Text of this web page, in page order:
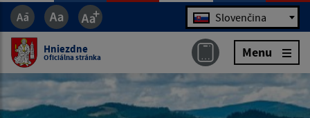
Jazyk Slovenčina
Hniezdne
Oficiálna stránka Menu